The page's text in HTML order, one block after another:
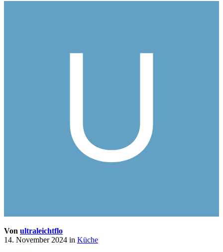
Von ultraleichtflo
14. November 2024 in Küche